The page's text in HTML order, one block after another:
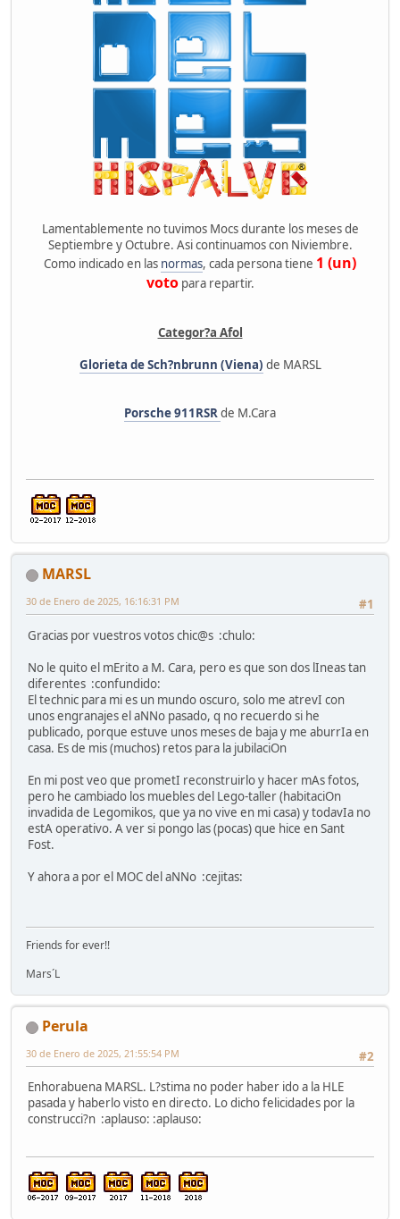
Lamentablemente no tuvimos Mocs durante los meses de
Septiembre y Octubre. Asi continuamos con Niviembre.
Como indicado en las normas, cada persona tiene 1 (un)
votopara repartir.
Categor?a Afol
Glorieta de Sch?nbrunn (Viena) de MARSL
Porsche 911RSRde M.Cara
MARSL
#1
30 de Enero de 2025, 16:16:31 PM
Gracias por vuestros votos chic@s :chulo:
No le quito el mErito a M. Cara, pero es que son dos lIneas tan
diferentes :confundido:
El technic para mi es un mundo oscuro, solo me atrevI con
unos engranajes el aNNo pasado, q no recuerdo si he
publicado, porque estuve unos meses de baja y me aburrIa en
casa. Es de mis (muchos) retos para la jubilaciOn
En mi post veo que prometI reconstruirlo y hacer mAs fotos,
pero he cambiado los muebles del Lego-taller (habitaciOn
invadida de Legomikos, que ya no vive en mi casa) y todavIa no
estA operativo. A ver si pongo las (pocas) que hice en Sant
Fost.
Y ahora a por el MOC del aNNo :cejitas:
Friends for ever!!
Mars´L
Perula
#2
30 de Enero de 2025, 21:55:54 PM
Enhorabuena MARSL. L?stima no poder haber ido a la HLE
pasada y haberlo visto en directo. Lo dicho felicidades por la
construcci?n :aplauso: :aplauso: